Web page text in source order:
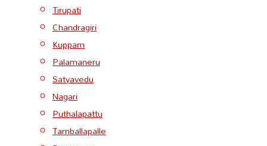
Tirupati
Chandragiri
Kuppam
Palamaneru
Satyavedu
Nagari
Puthalapattu
Tamballapalle